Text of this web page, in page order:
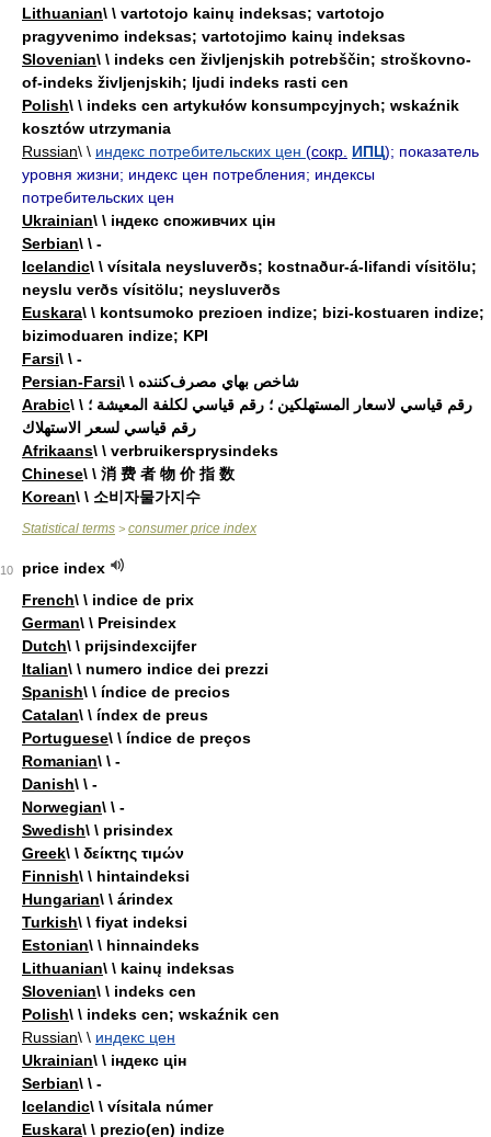
Lithuanian\ \ vartotojo kainų indeksas; vartotojo
pragyvenimo indeksas; vartotojimo kainų indeksas
Slovenian\ \ indeks cen življenjskih potrebščin; stroškovno-
of-indeks življenjskih; ljudi indeks rasti cen
Polish\ \ indeks cen artykułów konsumpcyjnych; wskaźnik
kosztów utrzymania
Russian\ \ индекс потребительских цен (сокр. ИПЦ); показатель
уровня жизни; индекс цен потребления; индексы
потребительских цен
Ukrainian\ \ індекс споживчих цін
Serbian\ \ -
Icelandic\ \ vísitala neysluverðs; kostnaður-á-lifandi vísitölu;
neyslu verðs vísitölu; neysluverðs
Euskara\ \ kontsumoko prezioen indize; bizi-kostuaren indize;
bizimoduaren indize; KPI
Farsi\ \ -
Persian-Farsi
\ \ شاخص بهاي مصرف‌کننده
Arabic\ \ رقم قياسي لاسعار المستهلكين ؛ رقم قياسي لكلفة المعيشة ؛
رقم قياسي لسعر الاستهلاك
Afrikaans\ \ verbruikersprysindeks
Chinese\ \ 消 费 者 物 价 指 数
Korean\ \ 소비자물가지수
Statistical terms > consumer price index
10
price index
French\ \ indice de prix
German\ \ Preisindex
Dutch\ \ prijsindexcijfer
Italian\ \ numero indice dei prezzi
Spanish\ \ índice de precios
Catalan\ \ índex de preus
Portuguese\ \ índice de preços
Romanian\ \ -
Danish\ \ -
Norwegian\ \ -
Swedish\ \ prisindex
Greek\ \ δείκτης τιμών
Finnish\ \ hintaindeksi
Hungarian\ \ árindex
Turkish\ \ fiyat indeksi
Estonian\ \ hinnaindeks
Lithuanian\ \ kainų indeksas
Slovenian\ \ indeks cen
Polish\ \ indeks cen; wskaźnik cen
Russian\ \ индекс цен
Ukrainian\ \ індекс цін
Serbian\ \ -
Icelandic\ \ vísitala númer
Euskara\ \ prezio(en) indize